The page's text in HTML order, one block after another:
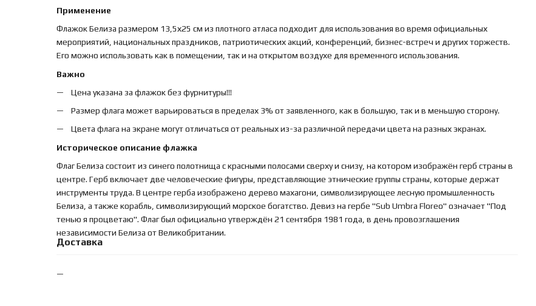
Применение
Флажок Белиза размером 13,5х25 см из плотного атласа подходит для использования во время официальных
мероприятий, национальных праздников, патриотических акций, конференций, бизнес-встреч и других торжеств.
Его можно использовать как в помещении, так и на открытом воздухе для временного использования.
Важно
Цена указана за флажок без фурнитуры!!!
Размер флага может варьироваться в пределах 3% от заявленного, как в большую, так и в меньшую сторону.
Цвета флага на экране могут отличаться от реальных из-за различной передачи цвета на разных экранах.
Историческое описание флажка
Флаг Белиза состоит из синего полотнища с красными полосами сверху и снизу, на котором изображён герб страны в
центре. Герб включает две человеческие фигуры, представляющие этнические группы страны, которые держат
инструменты труда. В центре герба изображено дерево махагони, символизирующее лесную промышленность
Белиза, а также корабль, символизирующий морское богатство. Девиз на гербе "Sub Umbra Floreo" означает "Под
тенью я процветаю". Флаг был официально утверждён 21 сентября 1981 года, в день провозглашения
независимости Белиза от Великобритании.
Доставка